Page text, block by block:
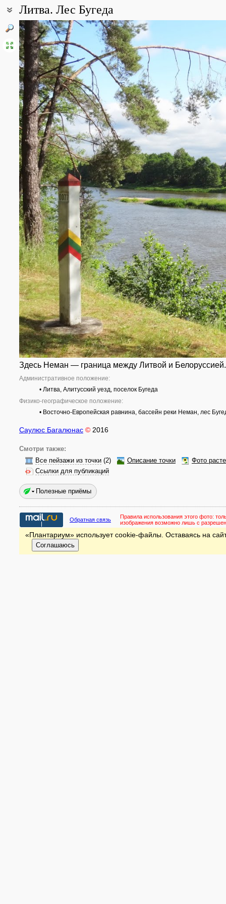
Литва. Лес Бугеда
Координаты:
53° 55′ 50.16″ с.ш., 23° 47′ 32.64″ в.д. (смотреть на картах
Описание точки:
Пограничная зона с Белоруссией. Лес мало посещаемый
Рядом располагается Бугедский зоологический заповедник.
песчаных склонах много родников и болотистых мест.
Все фотографии(2) Фото растений и лишайников(19)
Здесь Неман — граница между Литвой и
Административное положение:
• Литва, Алитусский уезд, поселок Бугеда
Физико-географическое положение:
• Восточно-Европейская равнина, бассейн реки Неман, лес
Саулюс Багалюнас © 2016
Смотри также:
Все пейзажи из точки (2) Описание точки
Фото
Ссылки для публикаций
Полезные приёмы
Обратная связь Правила использования этого фото:
изображения возможно лишь с
«Плантариум» использует cookie-файлы. Оставаясь на
Соглашаюсь